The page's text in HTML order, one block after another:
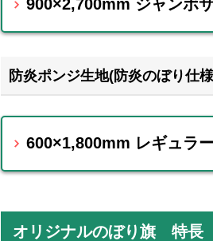
900×2,700mm ジャンボ
防炎ポンジ生地(防炎のぼり仕
600×1,800mm レギュラ
オリジナルのぼり旗 特長